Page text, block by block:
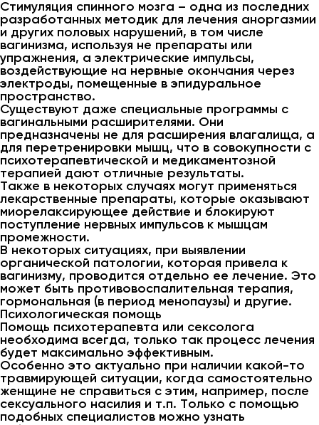
Стимуляция спинного мозга – одна из последних
разработанных методик для лечения аноргазмии
и других половых нарушений, в том числе
вагинизма, используя не препараты или
упражнения, а электрические импульсы,
воздействующие на нервные окончания через
электроды, помещенные в эпидуральное
пространство.
Существуют даже специальные программы с
вагинальными расширителями. Они
предназначены не для расширения влагалища, а
для перетренировки мышц, что в совокупности с
психотерапевтической и медикаментозной
терапией дают отличные результаты.
Также в некоторых случаях могут применяться
лекарственные препараты, которые оказывают
миорелаксирующее действие и блокируют
поступление нервных импульсов к мышцам
промежности.
В некоторых ситуациях, при выявлении
органической патологии, которая привела к
вагинизму, проводится отдельно ее лечение. Это
может быть противовоспалительная терапия,
гормональная (в период менопаузы) и другие.
Психологическая помощь
Помощь психотерапевта или сексолога
необходима всегда, только так процесс лечения
будет максимально эффективным.
Особенно это актуально при наличии какой-то
травмирующей ситуации, когда самостоятельно
женщине не справиться с этим, например, после
сексуального насилия и т.п. Только с помощью
подобных специалистов можно узнать